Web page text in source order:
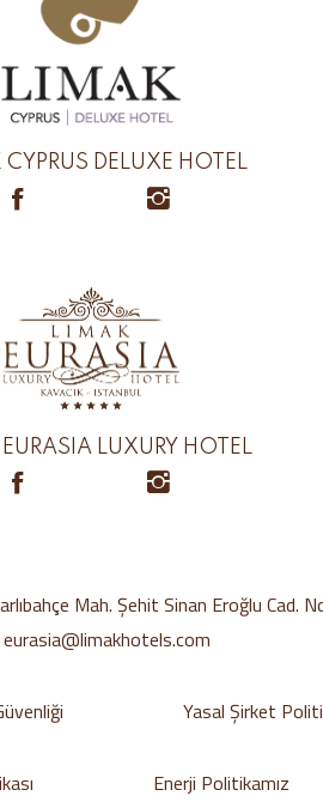
DELUXE HOTEL
LUXURY HOTEL
Mah. Şehit Sinan Eroğlu
eurasia@limakhotels.com
Yasal Şirket
Enerji Politikamız